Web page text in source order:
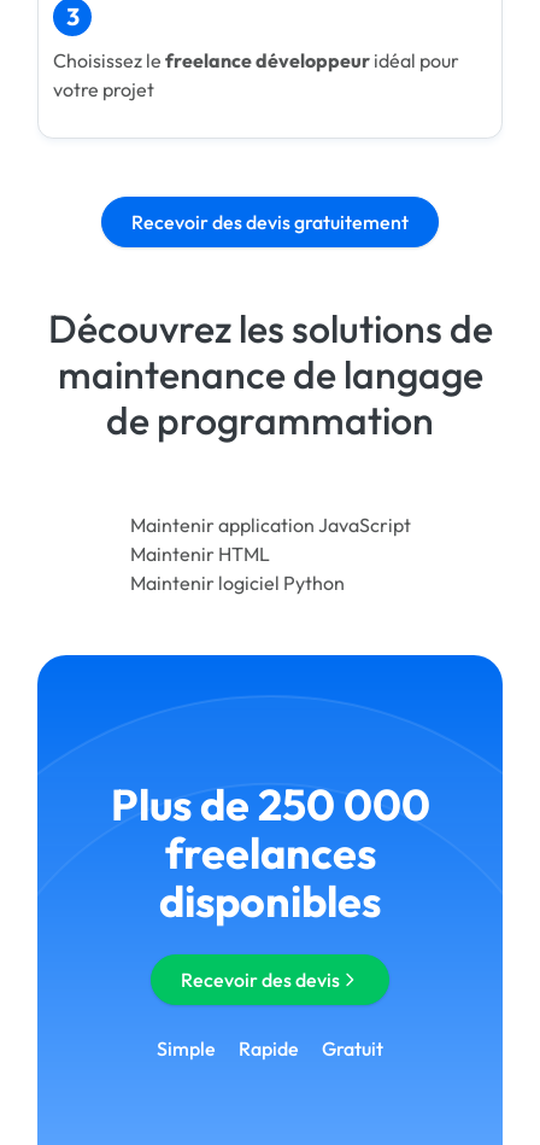
3
Choisissez le freelance développeur idéal pour
votre projet
Recevoir des devis gratuitement
Découvrez les solutions de
maintenance de langage
de programmation
Maintenir application JavaScript
Maintenir HTML
Maintenir logiciel Python
Plus de 250 000
freelances
disponibles
Recevoir des devis
Simple Rapide Gratuit